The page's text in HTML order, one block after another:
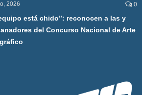
2026 0
está chido”: reconocen a las y
del Concurso Nacional de Arte